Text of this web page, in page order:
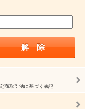
商取引法に基づく表記